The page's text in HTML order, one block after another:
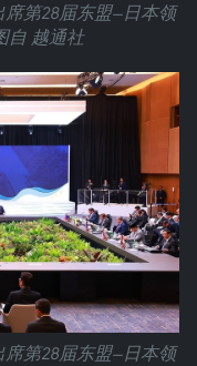
第28届东盟—日本领
自 越通社
第28届东盟—日本领